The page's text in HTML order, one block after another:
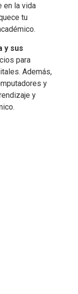
en la vida
tu
y sus
para
Además,
y
y